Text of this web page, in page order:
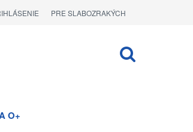
PRE SLABOZRAKÝCH
O+